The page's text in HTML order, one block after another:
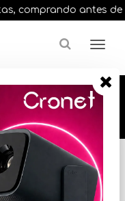
antes de
artículos,
hrs. envíos en el